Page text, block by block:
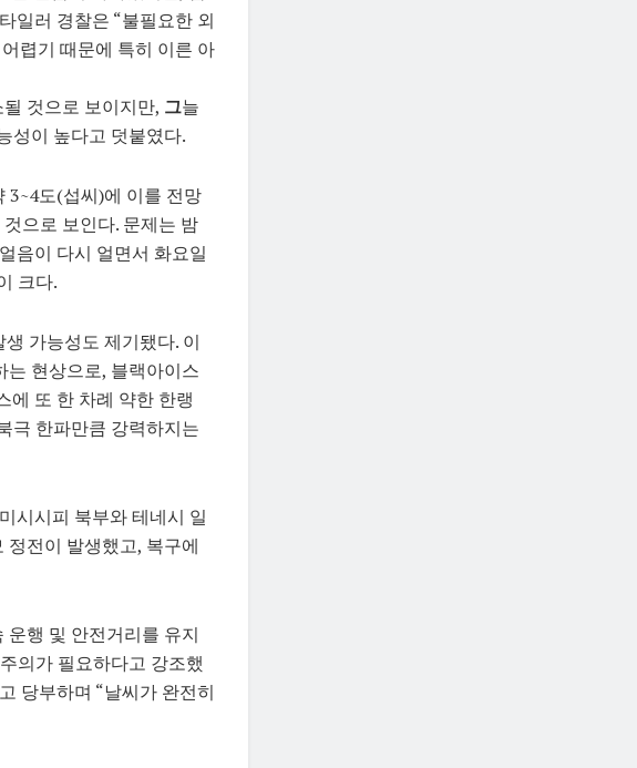
일러 경찰은 “불필요한 외
렵기 때문에 특히 이른 아
것으로 보이지만, 그늘
성이 높다고 덧붙였다.
3~4도(섭씨)에 이를 전망
으로 보인다. 문제는 밤
음이 다시 얼면서 화요일
크다.
가능성도 제기됐다. 이
현상으로, 블랙아이스
에 또 한 차례 약한 한랭
극 한파만큼 강력하지는
시시피 북부와 테네시 일
전이 발생했고, 복구에
행 및 안전거리를 유지
의가 필요하다고 강조했
당부하며 “날씨가 완전히